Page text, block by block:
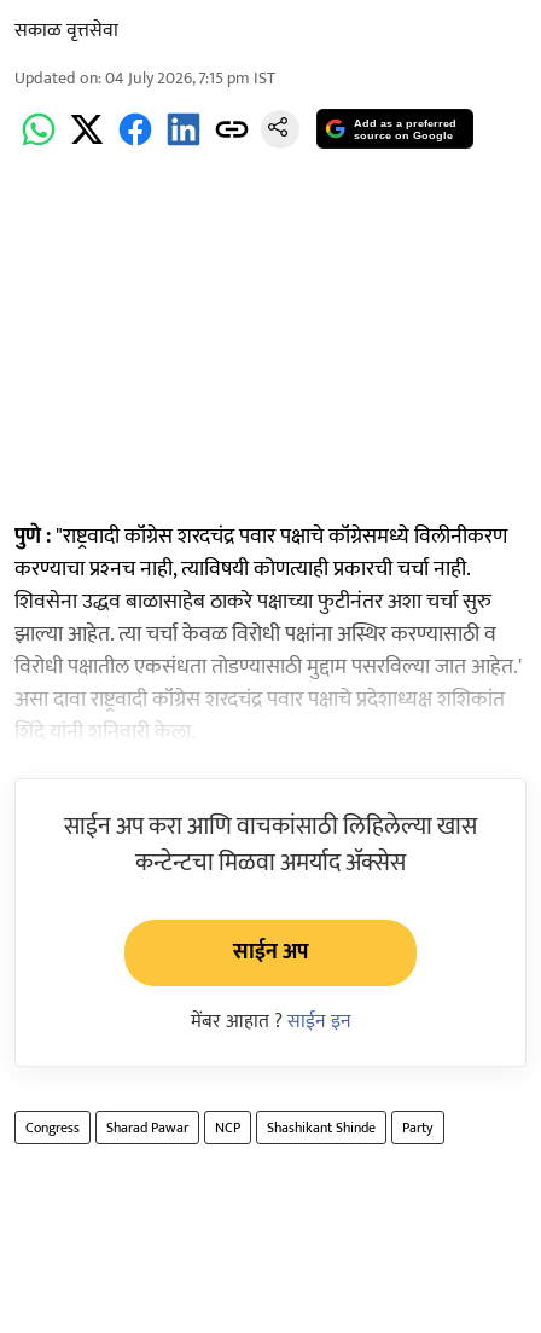
सकाळ वृत्तसेवा
Updated on:04 July 2026, 7:15 pm IST
Add as a preferred
source on Google
पुणे :"राष्ट्रवादी कॉंग्रेस शरदचंद्र पवार पक्षाचे कॉंग्रेसमध्ये विलीनीकरण
करण्याचा प्रश्‍नच नाही, त्याविषयी कोणत्याही प्रकारची चर्चा नाही.
शिवसेना उद्धव बाळासाहेब ठाकरे पक्षाच्या फुटीनंतर अशा चर्चा सुरु
झाल्या आहेत. त्या चर्चा केवळ विरोधी पक्षांना अस्थिर करण्यासाठी व
विरोधी पक्षातील एकसंधता तोडण्यासाठी मुद्दाम पसरविल्या जात आहेत.'
असा दावा राष्ट्रवादी कॉंग्रेस शरदचंद्र पवार पक्षाचे प्रदेशाध्यक्ष शशिकांत
शिंदे यांनी शनिवारी केला.
साईन अप करा आणि वाचकांसाठी लिहिलेल्या खास
कन्टेन्टचा मिळवा अमर्याद ॲक्सेस
साईन अप
मेंबर आहात ?साईन इन
Congress Sharad Pawar NCP Shashikant Shinde Party